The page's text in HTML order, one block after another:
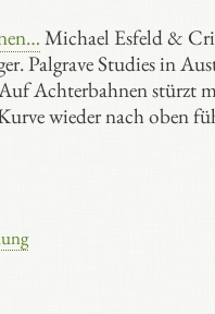
Michael Esfeld &
Palgrave Studies in
Achterbahnen stürzt
wieder nach oben